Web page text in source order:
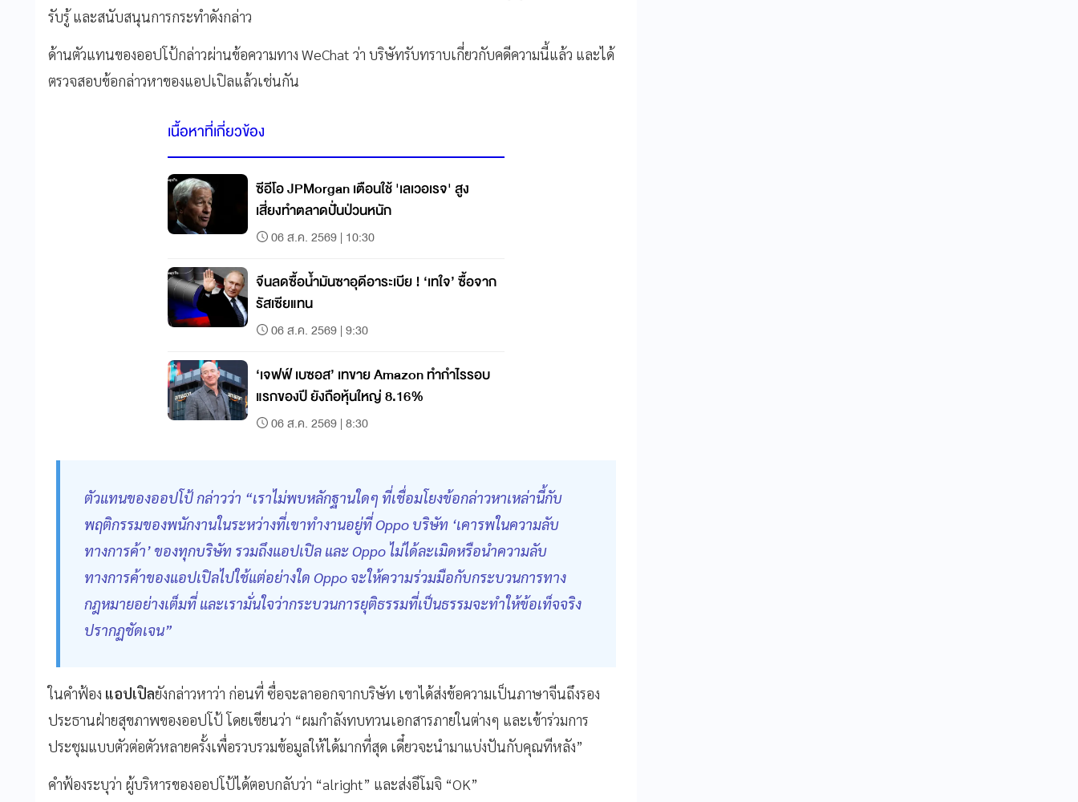
รับรู้ และสนับสนุนการกระทำดังกล่าว
ด้านตัวแทนของออปโป้กล่าวผ่านข้อความทาง WeChat ว่า บริษัทรับทราบเกี่ยวกับคดีความนี้แล้ว และได้
ตรวจสอบข้อกล่าวหาของแอปเปิลแล้วเช่นกัน
เนื้อหาที่เกี่ยวข้อง
ซีอีโอ JPMorgan เตือนใช้ 'เลเวอเรจ' สูง
เสี่ยงทำตลาดปั่นป่วนหนัก
06 ส.ค. 2569 | 10:30
จีนลดซื้อน้ำมันซาอุดีอาระเบีย ! ‘เทใจ’ ซื้อจาก
รัสเซียแทน
06 ส.ค. 2569 | 9:30
‘เจฟฟ์ เบซอส’ เทขาย Amazon ทำกำไรรอบ
แรกของปี ยังถือหุ้นใหญ่ 8.16%
06 ส.ค. 2569 | 8:30
ตัวแทนของออปโป้ กล่าวว่า “เราไม่พบหลักฐานใดๆ ที่เชื่อมโยงข้อกล่าวหาเหล่านี้กับ
พฤติกรรมของพนักงานในระหว่างที่เขาทำงานอยู่ที่ Oppo บริษัท ‘เคารพในความลับ
ทางการค้า’ ของทุกบริษัท รวมถึงแอปเปิล และ Oppo ไม่ได้ละเมิดหรือนำความลับ
ทางการค้าของแอปเปิลไปใช้แต่อย่างใด Oppo จะให้ความร่วมมือกับกระบวนการทาง
กฎหมายอย่างเต็มที่ และเรามั่นใจว่ากระบวนการยุติธรรมที่เป็นธรรมจะทำให้ข้อเท็จจริง
ปรากฏชัดเจน”
ในคำฟ้อง แอปเปิลยังกล่าวหาว่า ก่อนที่ ซื่อจะลาออกจากบริษัท เขาได้ส่งข้อความเป็นภาษาจีนถึงรอง
ประธานฝ่ายสุขภาพของออปโป้ โดยเขียนว่า “ผมกำลังทบทวนเอกสารภายในต่างๆ และเข้าร่วมการ
ประชุมแบบตัวต่อตัวหลายครั้งเพื่อรวบรวมข้อมูลให้ได้มากที่สุด เดี๋ยวจะนำมาแบ่งปันกับคุณทีหลัง”
คำฟ้องระบุว่า ผู้บริหารของออปโป้ได้ตอบกลับว่า “alright” และส่งอีโมจิ “OK”